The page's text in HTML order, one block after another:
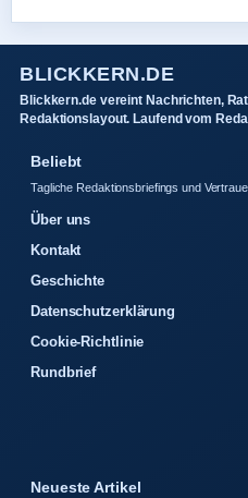
BLICKKERN.DE
Blickkern.de vereint Nachrichten,
Redaktionslayout. Laufend vom
Beliebt
Tagliche Redaktionsbriefings und
Über uns
Kontakt
Geschichte
Datenschutzerklärung
Cookie-Richtlinie
Rundbrief
Neueste Artikel